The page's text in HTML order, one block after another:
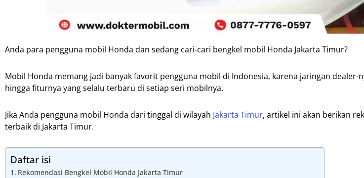
Anda para pengguna mobil Honda dan sedang cari-cari bengkel mobil Honda Jakarta Timur?
Mobil Honda memang jadi banyak favorit pengguna mobil di Indonesia, karena jaringan dealer-
hingga fiturnya yang selalu terbaru di setiap seri mobilnya.
Jika Anda pengguna mobil Honda dari tinggal di wilayah Jakarta Timur, artikel ini akan berikan
terbaik di Jakarta Timur.
Daftar isi
Rekomendasi Bengkel Mobil Honda Jakarta Timur